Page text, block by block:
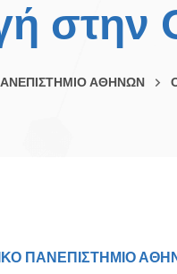
στην
ΑΘΗΝΩΝ
ΠΑΝΕΠΙΣΤΗΜΙΟ